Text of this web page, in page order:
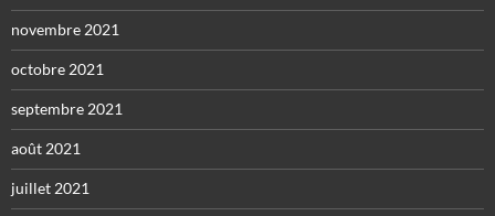
novembre 2021
octobre 2021
septembre 2021
août 2021
juillet 2021